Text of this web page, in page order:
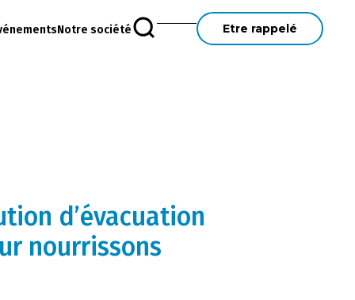
Notre société Etre rappelé
d’évacuation
nourrissons